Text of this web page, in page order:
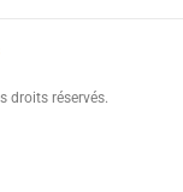
droits réservés.